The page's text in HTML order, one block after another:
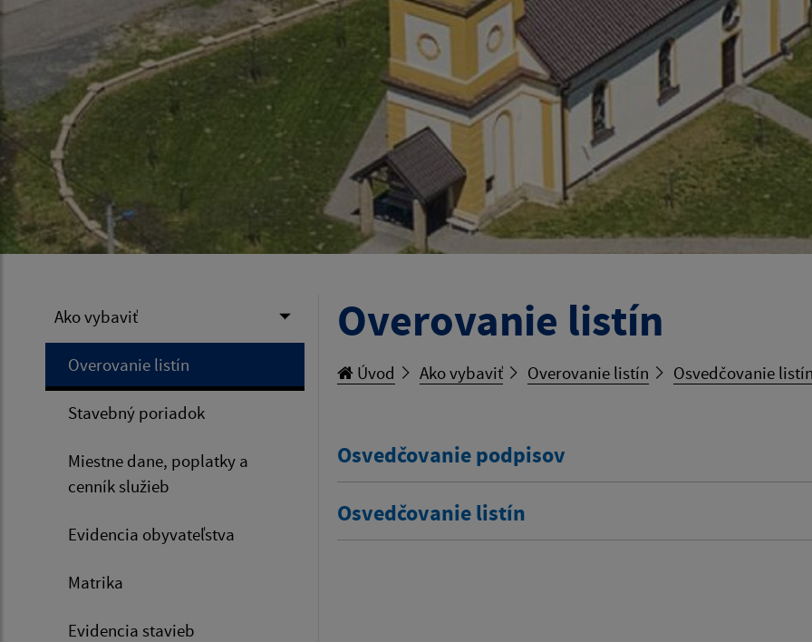
Ako vybaviť
Overovanie listín
Stavebný poriadok
Miestne dane, poplatky a
cenník služieb
Evidencia obyvateľstva
Matrika
Evidencia stavieb
Overovanie listín
Úvod Ako vybaviť Overovanie listín Osvedčovanie
Osvedčovanie podpisov
Osvedčovanie listín